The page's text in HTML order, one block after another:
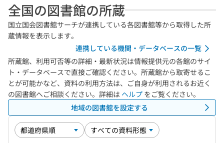
全国の図書館の所蔵
国立国会図書館サーチが連携している各図書館等から取得した所
蔵情報を表示します。
連携している機関・データベースの一覧
所蔵館、利用可否等の詳細・最新状況は情報提供元の各館のサイ
ト・データベースで直接ご確認ください。所蔵館から取寄せるこ
とが可能かなど、資料の利用方法は、ご自身が利用されるお近く
の図書館へご相談ください。詳細は ヘルプ をご覧ください。
地域の図書館を設定する